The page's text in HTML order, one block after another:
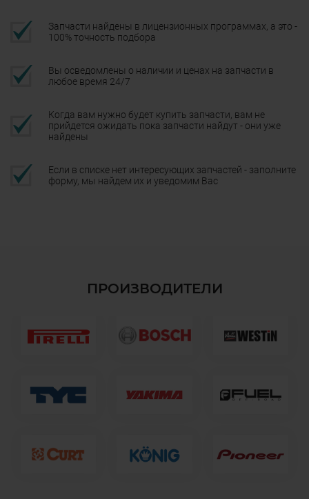
Запчасти найдены в лицензионных программах, а это -
100% точность подбора
Вы осведомлены о наличии и ценах на запчасти в
любое время 24/7
Когда вам нужно будет купить запчасти, вам не
прийдется ожидать пока запчасти найдут - они уже
найдены
Если в списке нет интересующих запчастей - заполните
форму, мы найдем их и уведомим Вас
ПРОИЗВОДИТЕЛИ